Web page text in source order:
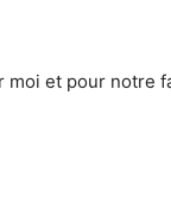
moi et pour notre